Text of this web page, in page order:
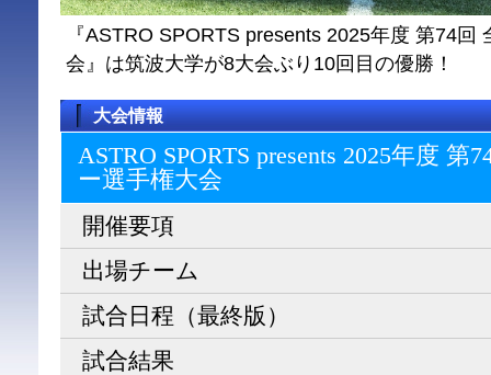
『ASTRO SPORTS presents 2025年度 第74回
会』は筑波大学が8大会ぶり10回目の優勝！
大会情報
ASTRO SPORTS presents 2025年度
ー選⼿権⼤会
開催要項
出場チーム
試合日程（最終版）
試合結果